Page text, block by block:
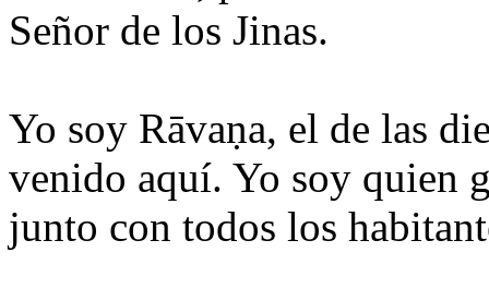
Señor de los Jinas.
Yo soy Rāvaṇa, el de las
venido aquí. Yo soy quien
junto con todos los